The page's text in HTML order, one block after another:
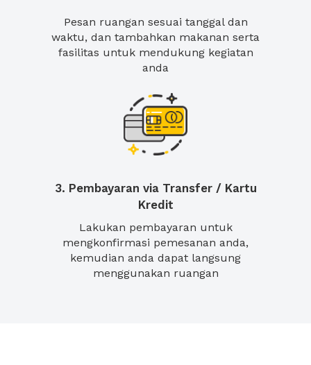
Pesan ruangan sesuai tanggal dan
waktu, dan tambahkan makanan serta
fasilitas untuk mendukung kegiatan
anda
3. Pembayaran via Transfer / Kartu
Kredit
Lakukan pembayaran untuk
mengkonfirmasi pemesanan anda,
kemudian anda dapat langsung
menggunakan ruangan